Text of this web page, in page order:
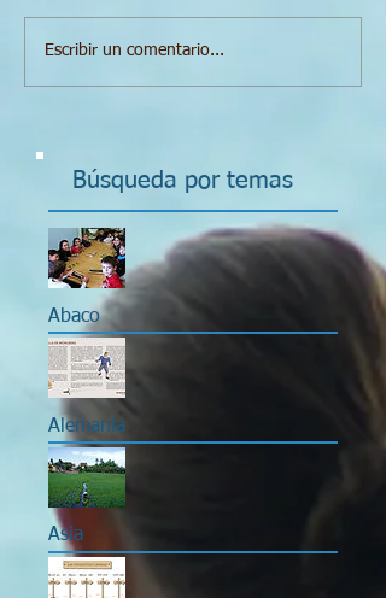
Escribir un comentario...
Búsqueda por temas
Abaco
Alemania
Asia